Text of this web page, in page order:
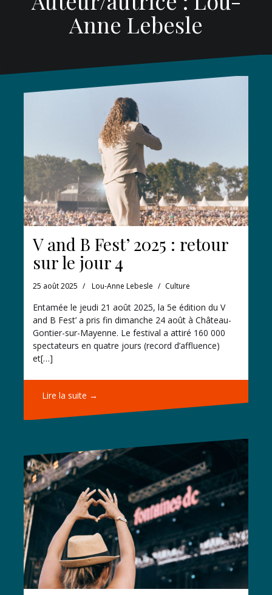
Anne Lebesle
V and B Fest’ 2025 : retour
sur le jour 4
25 août 2025 Lou-Anne Lebesle Culture
Entamée le jeudi 21 août 2025, la 5e édition du V
and B Fest’ a pris fin dimanche 24 août à Château-
Gontier-sur-Mayenne. Le festival a attiré 160 000
spectateurs en quatre jours (record d’affluence)
et[…]
Lire la suite →